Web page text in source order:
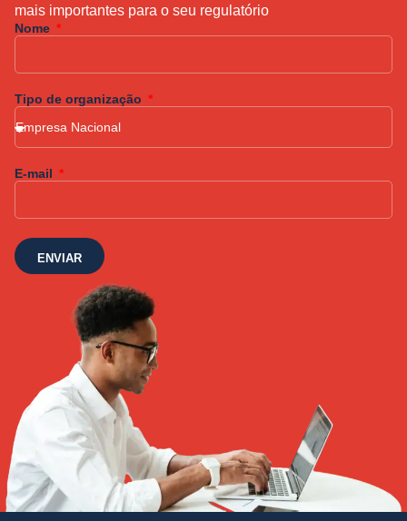
mais importantes para o seu regulatório
Nome
Tipo de organização
E-mail
ENVIAR